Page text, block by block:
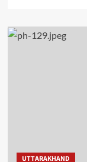
UTTARAKHAND